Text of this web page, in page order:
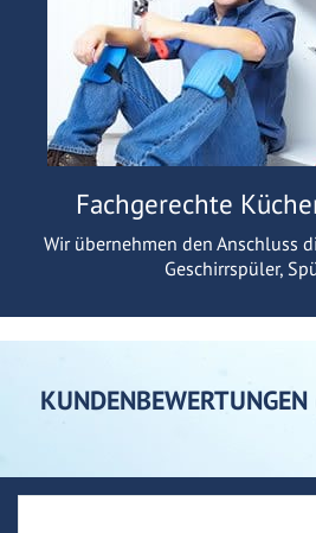
Fachgerechte
Wir übernehmen den Anschluss
Geschirrspüler,